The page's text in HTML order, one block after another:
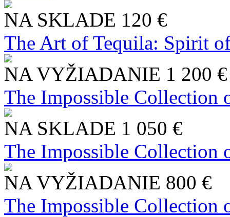
NA SKLADE 120 €
The Art of Tequila: Spirit
NA VYŽIADANIE 1 200 €
The Impossible Collection
NA SKLADE 1 050 €
The Impossible Collection
NA VYŽIADANIE 800 €
The Impossible Collection